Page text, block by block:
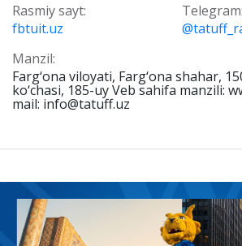
Rasmiy sayt:
fbtuit.uz
Telegram:
Manzil:
Farg‘ona viloyati, Farg‘ona shahar,
ko‘chasi, 185-uy Veb sahifa manzili:
mail: info@tatuff.uz